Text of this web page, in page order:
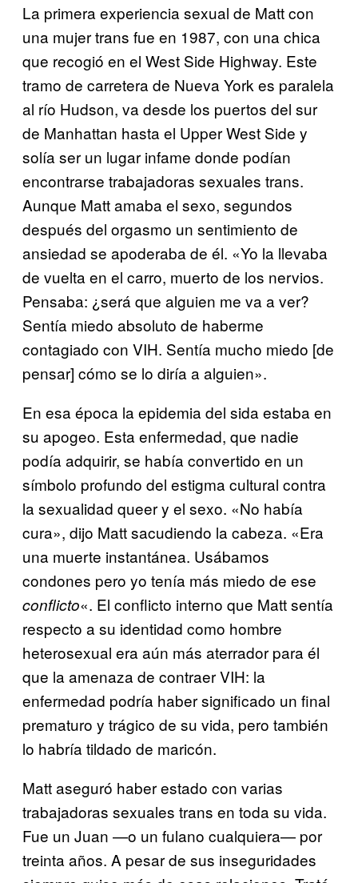
La primera experiencia sexual de Matt con
una mujer trans fue en 1987, con una chica
que recogió en el West Side Highway. Este
tramo de carretera de Nueva York es paralela
al río Hudson, va desde los puertos del sur
de Manhattan hasta el Upper West Side y
solía ser un lugar infame donde podían
encontrarse trabajadoras sexuales trans.
Aunque Matt amaba el sexo, segundos
después del orgasmo un sentimiento de
ansiedad se apoderaba de él. «Yo la llevaba
de vuelta en el carro, muerto de los nervios.
Pensaba: ¿será que alguien me va a ver?
Sentía miedo absoluto de haberme
contagiado con VIH. Sentía mucho miedo [de
pensar] cómo se lo diría a alguien».
En esa época la epidemia del sida estaba en
su apogeo. Esta enfermedad, que nadie
podía adquirir, se había convertido en un
símbolo profundo del estigma cultural contra
la sexualidad queer y el sexo. «No había
cura», dijo Matt sacudiendo la cabeza. «Era
una muerte instantánea. Usábamos
condones pero yo tenía más miedo de ese
conflicto«. El conflicto interno que Matt sentía
respecto a su identidad como hombre
heterosexual era aún más aterrador para él
que la amenaza de contraer VIH: la
enfermedad podría haber significado un final
prematuro y trágico de su vida, pero también
lo habría tildado de maricón.
Matt aseguró haber estado con varias
trabajadoras sexuales trans en toda su vida.
Fue un Juan —o un fulano cualquiera— por
treinta años. A pesar de sus inseguridades